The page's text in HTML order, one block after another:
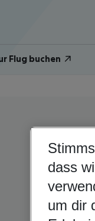
Flug buchen
dass
um dir